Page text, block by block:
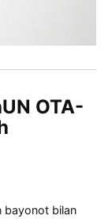
OTA-
bayonot bilan